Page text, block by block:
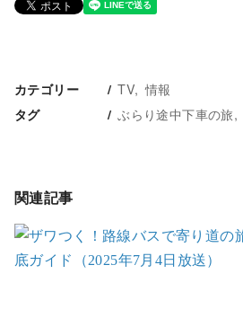
カテゴリー TV 情報
タグ ぶらり途中下車の旅
関連記事